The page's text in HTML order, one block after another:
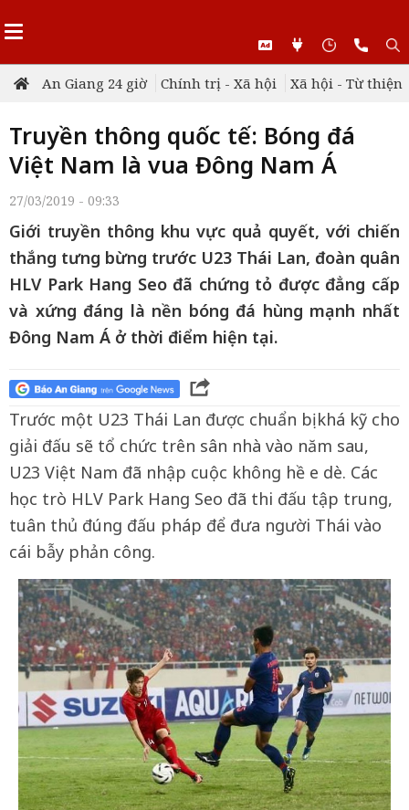
An Giang 24 giờ Chính trị - Xã hội Xã hội - Từ thiện
Truyền thông quốc tế: Bóng đá
Việt Nam là vua Đông Nam Á
27/03/2019 - 09:33
Giới truyền thông khu vực quả quyết, với chiến
thắng tưng bừng trước U23 Thái Lan, đoàn quân
HLV Park Hang Seo đã chứng tỏ được đẳng cấp
và xứng đáng là nền bóng đá hùng mạnh nhất
Đông Nam Á ở thời điểm hiện tại.
Trước một U23 Thái Lan được chuẩn bị khá kỹ cho
giải đấu sẽ tổ chức trên sân nhà vào năm sau,
U23 Việt Nam đã nhập cuộc không hề e dè. Các
học trò HLV Park Hang Seo đã thi đấu tập trung,
tuân thủ đúng đấu pháp để đưa người Thái vào
cái bẫy phản công.